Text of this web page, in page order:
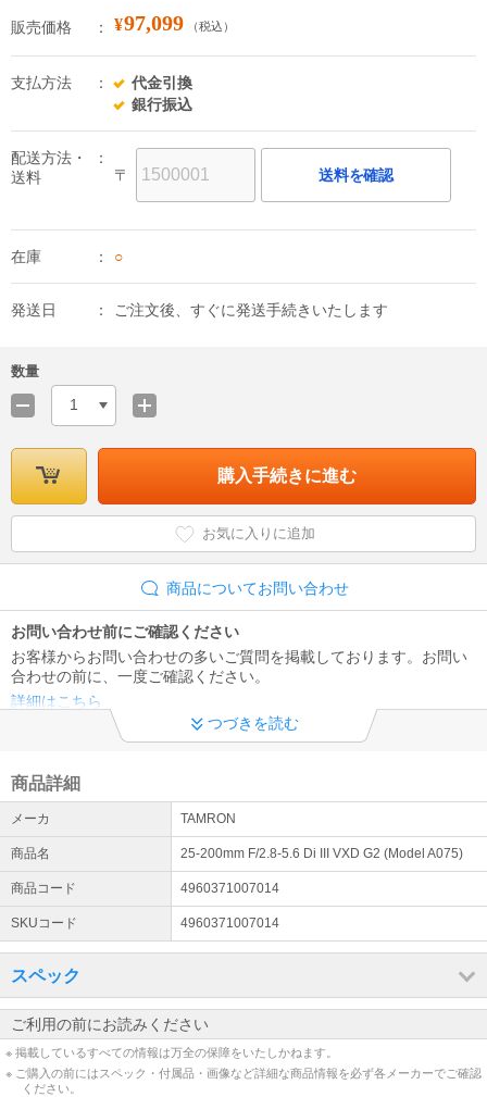
販売価格 ¥97,099 （税込）
支払方法
代金引換
銀行振込
配送方法・
送料
〒 送料を確認
在庫 ○
発送日 ご注文後、すぐに発送手続きいたします
数量
1
購入手続きに進む
お気に入りに追加
商品についてお問い合わせ
お問い合わせ前にご確認ください
お客様からお問い合わせの多いご質問を掲載しております。お問い
合わせの前に、一度ご確認ください。
詳細はこちら
領収書及びインボイス制度への対応について
です。 領収書は商品の出荷後、下記URLより発行下さい※代金引換
を除く https://kaago.com/order/receipt/
電話お問い合わせ窓口休止について
※現在、対応履歴の保存のため、お電話でのお問い合わせの対応が出
来ない状態でございます。 ※恐れ入りますが、お問い合わせにつき
ましては問い合わせフォーマットよりお願いいたします。
つづきを読む
商品詳細
メーカ TAMRON
商品名 25-200mm F/2.8-5.6 Di III VXD G2 (Model A075)
商品コード 4960371007014
SKUコード 4960371007014
スペック
ご利用の前にお読みください
※ 掲載しているすべての情報は万全の保障をいたしかねます。
※ ご購入の前にはスペック・付属品・画像など詳細な商品情報を必ず各メーカーでご確認
ください。